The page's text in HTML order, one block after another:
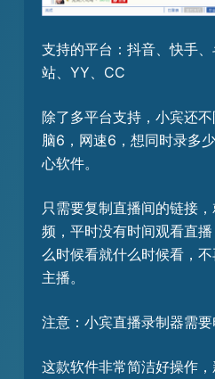
支持的平台：抖音、快手
站、YY、CC
除了多平台支持，小宾还
脑6，网速6，想同时录多
心软件。
只需要复制直播间的链接
频，平时没有时间观看直
么时候看就什么时候看，
主播。
注意：小宾直播录制器需要
这款软件非常简洁好操作